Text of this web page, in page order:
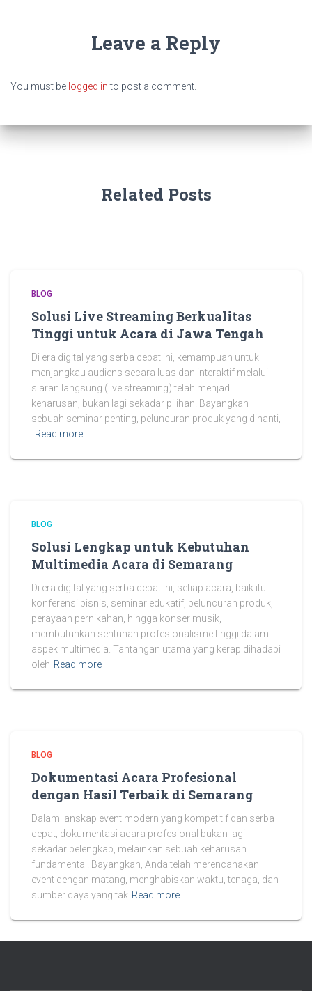
Leave a Reply
You must be logged into post a comment.
Related Posts
BLOG
Solusi Live Streaming Berkualitas
Tinggi untuk Acara di Jawa Tengah
Di era digital yang serba cepat ini, kemampuan untuk
menjangkau audiens secara luas dan interaktif melalui
siaran langsung (live streaming) telah menjadi
keharusan, bukan lagi sekadar pilihan. Bayangkan
sebuah seminar penting, peluncuran produk yang dinanti,
Read more
BLOG
Solusi Lengkap untuk Kebutuhan
Multimedia Acara di Semarang
Di era digital yang serba cepat ini, setiap acara, baik itu
konferensi bisnis, seminar edukatif, peluncuran produk,
perayaan pernikahan, hingga konser musik,
membutuhkan sentuhan profesionalisme tinggi dalam
aspek multimedia. Tantangan utama yang kerap dihadapi
oleh Read more
BLOG
Dokumentasi Acara Profesional
dengan Hasil Terbaik di Semarang
Dalam lanskap event modern yang kompetitif dan serba
cepat, dokumentasi acara profesional bukan lagi
sekadar pelengkap, melainkan sebuah keharusan
fundamental. Bayangkan, Anda telah merencanakan
event dengan matang, menghabiskan waktu, tenaga, dan
sumber daya yang tak Read more